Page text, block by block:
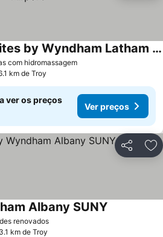
com hidromassagem
La Quinta Inn & Suites by Wyndham Latham Albany Airport
km de Troy
ver os preços
Ver preços
Partilhar
renovados
Albany SUNY
km de Troy